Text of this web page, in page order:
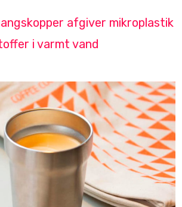
afgiver mikroplastik
i varmt vand